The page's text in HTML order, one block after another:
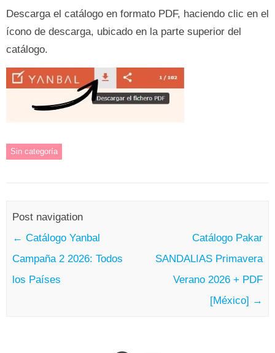
Descarga el catálogo en formato PDF, haciendo clic en el
ícono de descarga, ubicado en la parte superior del
catálogo.
Sin categoría
Post navigation
← Catálogo Yanbal
Campaña 2 2026: Todos
los Países
Catálogo Pakar
SANDALIAS Primavera
Verano 2026 + PDF
[México] →